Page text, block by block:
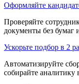
Оформляйте
Проверяйте
документы без бумаг
Ускорьте подбор в 2
Автоматизируйте
собирайте аналитику